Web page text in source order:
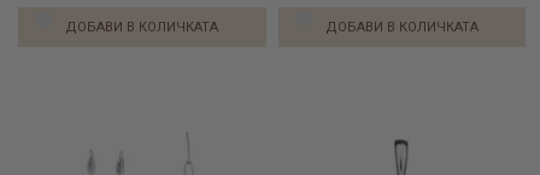
ДОБАВИ В КОЛИЧКАТА ДОБАВИ В КОЛИЧКАТА